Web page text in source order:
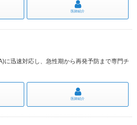
医師紹介
に迅速対応し、急性期から再発予防まで専門チ
医師紹介